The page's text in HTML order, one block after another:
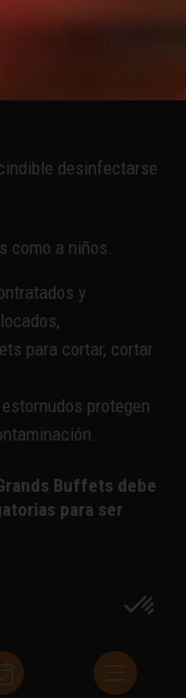
para proteger a
desinfectarse
como a niños.
y
para cortar, cortar
protegen
Buffets debe
para ser